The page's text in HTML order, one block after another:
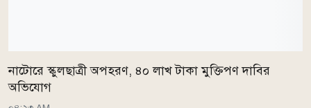
নাটোরে স্কুলছাত্রী অপহরণ, ৪০ লাখ টাকা মুক্তিপণ দাবির
অভিযোগ